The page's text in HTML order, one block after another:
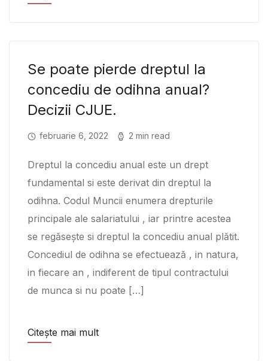
Se poate pierde dreptul la
concediu de odihna anual?
Decizii CJUE.
februarie 6, 2022 2 min read
Dreptul la concediu anual este un drept
fundamental si este derivat din dreptul la
odihna. Codul Muncii enumera drepturile
principale ale salariatului , iar printre acestea
se regăsește si dreptul la concediu anual plătit.
Concediul de odihna se efectuează , in natura,
in fiecare an , indiferent de tipul contractului
de munca si nu poate […]
Citește mai mult